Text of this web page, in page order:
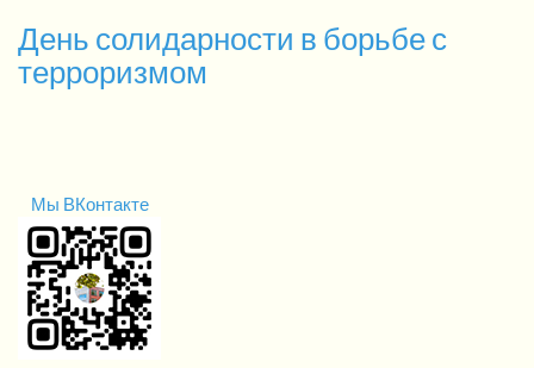
День солидарности в борьбе с
терроризмом
Мы ВКонтакте